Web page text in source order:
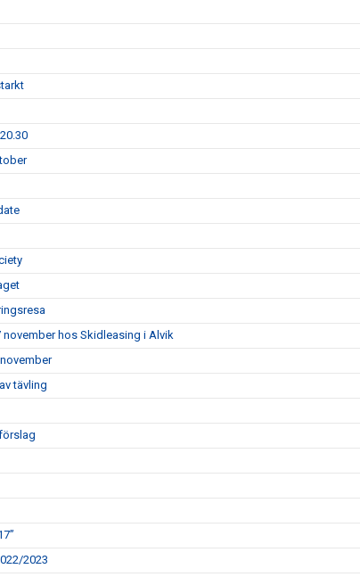
hos Skidleasing i Alvik
tävling
2023